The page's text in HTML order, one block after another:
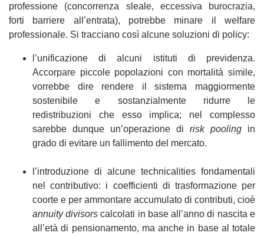
professione (concorrenza sleale, eccessiva burocrazia,
forti barriere all’entrata), potrebbe minare il welfare
professionale. Si tracciano così alcune soluzioni di policy:
l’unificazione di alcuni istituti di previdenza.
Accorpare piccole popolazioni con mortalità simile,
vorrebbe dire rendere il sistema maggiormente
sostenibile e sostanzialmente ridurre le
redistribuzioni che esso implica; nel complesso
sarebbe dunque un’operazione di risk pooling in
grado di evitare un fallimento del mercato.
l’introduzione di alcune technicalities fondamentali
nel contributivo: i coefficienti di trasformazione per
coorte e per ammontare accumulato di contributi, cioè
annuity divisors calcolati in base all’anno di nascita e
all’età di pensionamento, ma anche in base al totale